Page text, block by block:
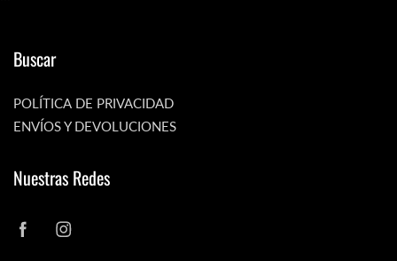
Buscar
POLÍTICA DE PRIVACIDAD
ENVÍOS Y DEVOLUCIONES
Nuestras Redes